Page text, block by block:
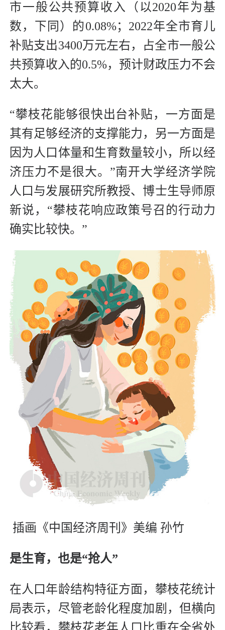
市一般公共预算收入（以2020年为基
数，下同）的0.08%；2022年全市育儿
补贴支出3400万元左右，占全市一般公
共预算收入的0.5%，预计财政压力不会
太大。
“攀枝花能够很快出台补贴，一方面是
其有足够经济的支撑能力，另一方面是
因为人口体量和生育数量较小，所以经
济压力不是很大。”南开大学经济学院
人口与发展研究所教授、博士生导师原
新说，“攀枝花响应政策号召的行动力
确实比较快。”
插画《中国经济周刊》美编 孙竹
是生育，也是“抢人”
在人口年龄结构特征方面，攀枝花统计
局表示，尽管老龄化程度加剧，但横向